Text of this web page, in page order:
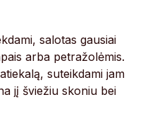
salotas gausiai
arba petražolėmis.
suteikdami jam
jį šviežiu skoniu bei